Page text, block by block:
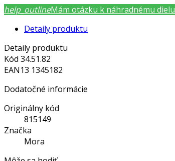
help_outlineMám otázku k náhradnému dielu
Detaily produktu
Detaily produktu
Kód 34.51.82
EAN13 1345182
Dodatočné informácie
Originálny kód
815149
Značka
Mora